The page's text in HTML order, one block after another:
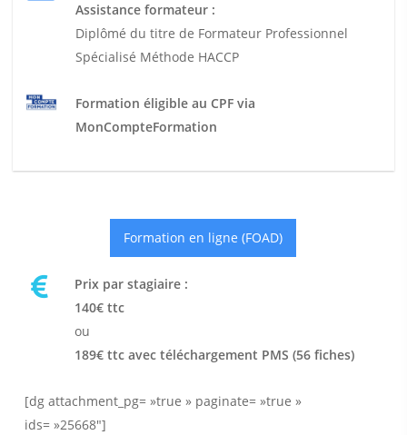
Assistance formateur :
Diplômé du titre de Formateur Professionnel
Spécialisé Méthode HACCP
Formation éligible au CPF via
MonCompteFormation
Formation en ligne (FOAD)
Prix par stagiaire :
140€ ttc
ou
189€ ttc avec téléchargement PMS (56 fiches)
[dg attachment_pg= »true » paginate= »true »
ids= »25668″]